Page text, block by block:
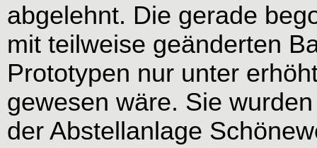
abgelehnt. Die gerade
mit teilweise geänderten
Prototypen nur unter
gewesen wäre. Sie
der Abstellanlage